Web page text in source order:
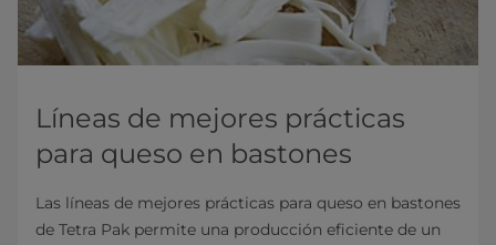
Líneas de mejores prácticas
para queso en bastones
Las líneas de mejores prácticas para queso en bastones
de Tetra Pak permite una producción eficiente de un